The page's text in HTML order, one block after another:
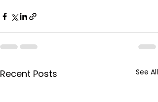
Recent Posts See All